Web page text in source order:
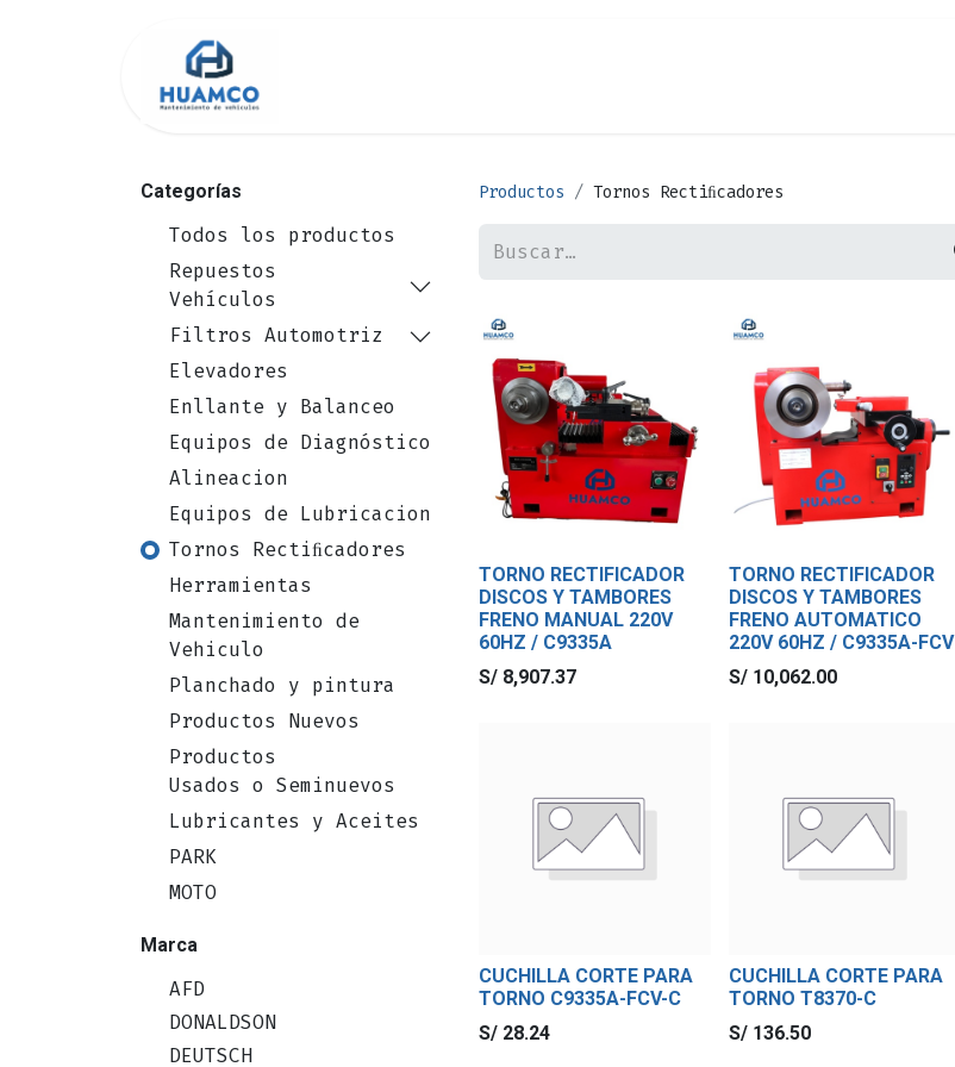
Categorías
Todos los productos
Repuestos
Vehículos
Filtros Automotriz
Elevadores
Enllante y Balanceo
Equipos de Diagnóstico
Alineacion
Equipos de Lubricacion
Tornos Rectiﬁcadores
Herramientas
Mantenimiento de
Vehiculo
Planchado y pintura
Productos Nuevos
Productos
Usados o Seminuevos
Lubricantes y Aceites
PARK
MOTO
Marca
AFD
DONALDSON
DEUTSCH
Productos Tornos Rectiﬁcadores
TORNO RECTIFICADOR
DISCOS Y TAMBORES
FRENO MANUAL 220V
60HZ / C9335A
S/ 8,907.37
TORNO RECTIFICADOR
DISCOS Y TAMBORES
FRENO AUTOMATICO
220V 60HZ / C9335A-FCV
S/ 10,062.00
CUCHILLA CORTE PARA
TORNO C9335A-FCV-C
S/ 28.24
CUCHILLA CORTE PARA
TORNO T8370-C
S/ 136.50